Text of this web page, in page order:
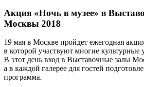
Акция «Ночь в музее» в
Москвы 2018
19 мая в Москве пройдет ежегодная
в которой участвуют многие
В этот день вход в Выставочные залы
а в каждой галерее для гостей
программа.